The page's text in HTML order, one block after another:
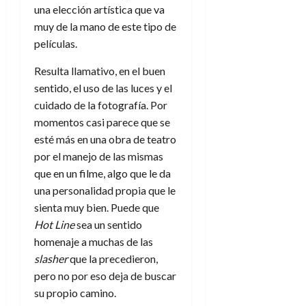
una elección artística que va
muy de la mano de este tipo de
películas.
Resulta llamativo, en el buen
sentido, el uso de las luces y el
cuidado de la fotografía. Por
momentos casi parece que se
esté más en una obra de teatro
por el manejo de las mismas
que en un filme, algo que le da
una personalidad propia que le
sienta muy bien. Puede que
Hot Linesea un sentido
homenaje a muchas de las
slasherque la precedieron,
pero no por eso deja de buscar
su propio camino.